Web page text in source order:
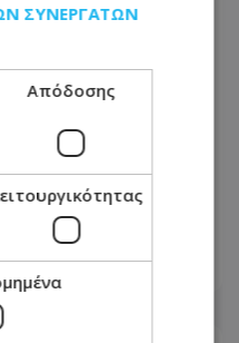
μείνουν χωρίς
μεσημέρι -
ο ΕΟΑ
ΣΥΝΕΡΓΑΤΏΝ
Απόδοσης